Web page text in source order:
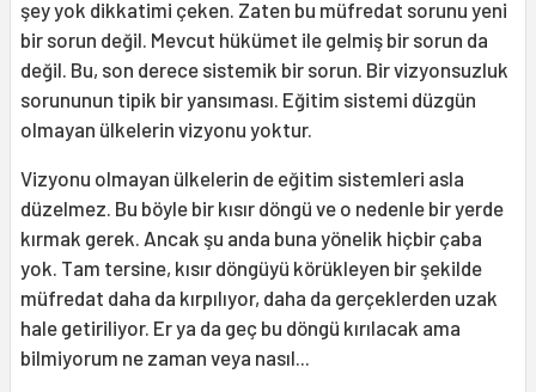
şey yok dikkatimi çeken. Zaten bu müfredat sorunu yeni
bir sorun değil. Mevcut hükümet ile gelmiş bir sorun da
değil. Bu, son derece sistemik bir sorun. Bir vizyonsuzluk
sorununun tipik bir yansıması. Eğitim sistemi düzgün
olmayan ülkelerin vizyonu yoktur.
Vizyonu olmayan ülkelerin de eğitim sistemleri asla
düzelmez. Bu böyle bir kısır döngü ve o nedenle bir yerde
kırmak gerek. Ancak şu anda buna yönelik hiçbir çaba
yok. Tam tersine, kısır döngüyü körükleyen bir şekilde
müfredat daha da kırpılıyor, daha da gerçeklerden uzak
hale getiriliyor. Er ya da geç bu döngü kırılacak ama
bilmiyorum ne zaman veya nasıl...